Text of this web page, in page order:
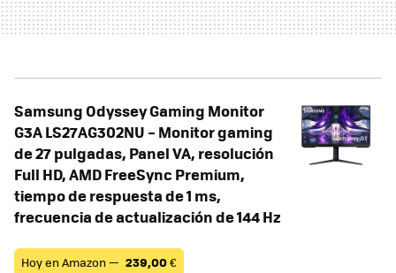
Samsung Odyssey Gaming Monitor
G3A LS27AG302NU – Monitor gaming
de 27 pulgadas, Panel VA, resolución
Full HD, AMD FreeSync Premium,
tiempo de respuesta de 1 ms,
frecuencia de actualización de 144 Hz
Hoy en Amazon — 239,00€